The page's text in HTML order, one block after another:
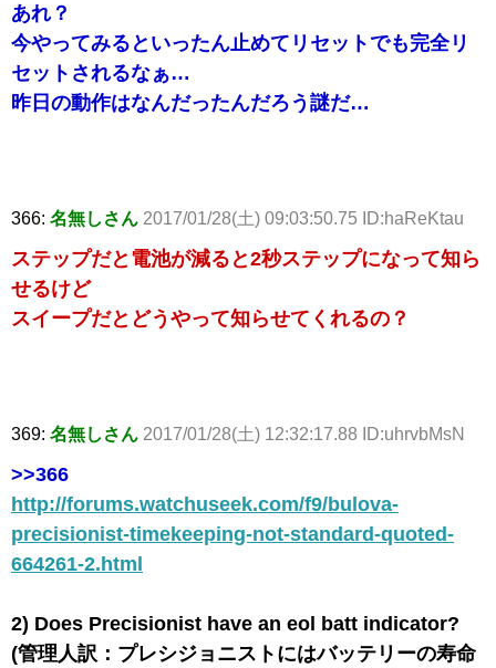
あれ？
今やってみるといったん止めてリセットでも完全リ
セットされるなぁ…
昨日の動作はなんだったんだろう謎だ…
366: 名無しさん 2017/01/28(土) 09:03:50.75 ID:haReKtau
ステップだと電池が減ると2秒ステップになって知ら
せるけど
スイープだとどうやって知らせてくれるの？
369: 名無しさん 2017/01/28(土) 12:32:17.88 ID:uhrvbMsN
>>366
http://forums.watchuseek.com/f9/bulova-
precisionist-timekeeping-not-standard-quoted-
664261-2.html
2) Does Precisionist have an eol batt indicator?
(管理人訳：プレシジョニストにはバッテリーの寿命